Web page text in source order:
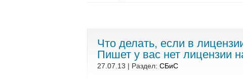
Что делать, если в
Пишет у вас нет лицензии
27.07.13 | Раздел: СБиС